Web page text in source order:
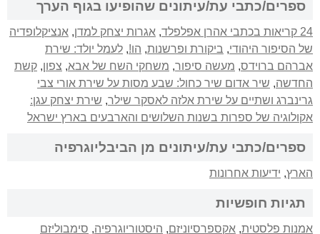
ספרים/כתבי עת/עיתונים שהופיעו בגוף הערך
24 קריאות בכתבי אהרן אפלפלד , אגרות יצחק למדן, אנציקלופדיה
של הסיפור היהודי, ביקורת ופרשנות, הו!, לעמל יולד: שירת
אברהם ברוידס, מעשה סיפור, משחקי השח של אבא, צפון, קשת
החדשה, שיר אדום שיר כחול: שבע מסות על שירת אורי צבי
גרינברג ושתיים על שירת אלזה לאסקר שילר, שירת יצחק עגן:
אקולוגיה של ספרות בשנות השלושים והארבעים בארץ ישראל
ספרים/כתבי עת/עיתונים מן הביבליוגרפיה
הארץ, ידיעות אחרונות
תגיות חופשיות
אמנות פלסטית, אקספרסיוניזם, היסטוריוגרפיה, סימבוליזם